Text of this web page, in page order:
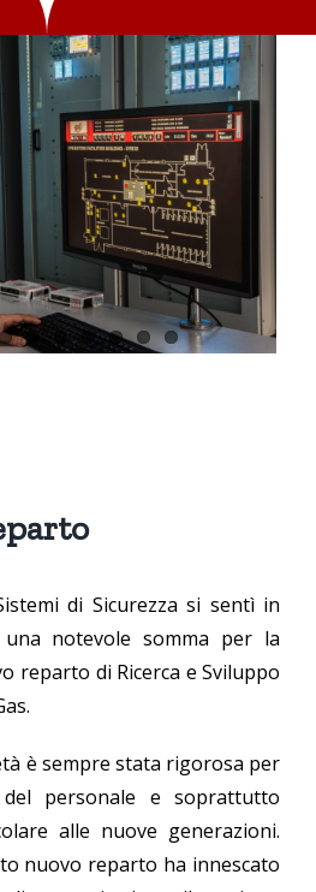
di Sicurezza si sentì in
notevole somma per la
reparto di Ricerca e Sviluppo
è sempre stata rigorosa per
personale e soprattutto
alle nuove generazioni.
nuovo reparto ha innescato